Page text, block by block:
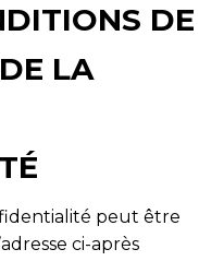
DE
LA
peut être
ci-après